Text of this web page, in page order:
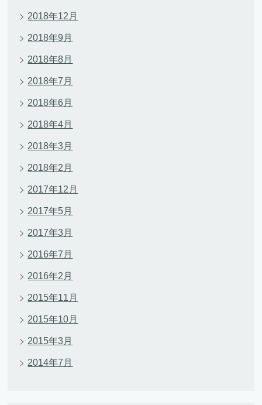
2018年12月
2018年9月
2018年8月
2018年7月
2018年6月
2018年4月
2018年3月
2018年2月
2017年12月
2017年5月
2017年3月
2016年7月
2016年2月
2015年11月
2015年10月
2015年3月
2014年7月